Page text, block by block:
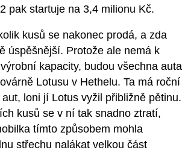
pak startuje na 3,4 milionu Kč.
kusů se nakonec prodá, a zda
úspěšnější. Protože ale nemá k
kapacity, budou všechna auta
Lotusu v Hethelu. Ta má roční
loni jí Lotus vyžil přibližně pětinu.
kusů se v ní tak snadno ztratí,
tímto způsobem mohla
střechu nalákat velkou část